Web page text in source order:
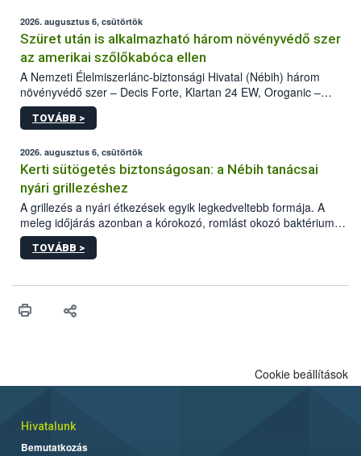
2026. augusztus 6, csütörtök
Szüret után is alkalmazható három növényvédő szer
az amerikai szőlőkabóca ellen
A Nemzeti Élelmiszerlánc-biztonsági Hivatal (Nébih) három
növényvédő szer – Decis Forte, Klartan 24 EW, Oroganic –
engedélyokiratát módosította, így azok a szüretet követően,
egészen a vesszőérettség (BBCH 91) stádiumáig
érésű szőlőkben is legyen lehetőség a károsító elleni további
védekezésre. Az Oroganic készítmény kis kiszerelésben kiskerti
felhasználók számára is elérhető és ökológiai termesztésben is
engedélyezett.
TOVÁBB >
2026. augusztus 6, csütörtök
Kerti sütögetés biztonságosan: a Nébih tanácsai
nyári grillezéshez
A grillezés a nyári étkezések egyik legkedveltebb formája. A
meleg időjárás azonban a kórokozó, romlást okozó baktériumok
gyorsabb szaporodásának is kedvez. A szabadtéri sütögetés
ezért nem csupán a megfelelő sütési technikáról szól: legalább
higiéniai szabályok betartása, a megfelelő hőkezelés, valamint a
biztonsági Hivatal (Nébih) Oktatási Programja összegyűjtötte a
TOVÁBB >
Cookie beállítások
Hivatalunk
Bemutatkozás